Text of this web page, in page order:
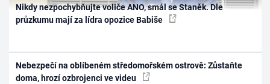
Nikdy nezpochybňujte voliče ANO, smál se Staněk. Dle
průzkumu mají za lídra opozice Babiše
Nebezpečí na oblíbeném středomořském ostrově: Zůstaňte
doma, hrozí ozbrojenci ve videu